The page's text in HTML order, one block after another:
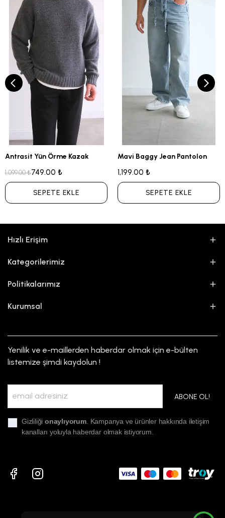
Antrasit Yün Örme Kazak
1,099.00 ₺749.00 ₺
SEPETE EKLE
Mavi Baggy Jean Pantolon
1,199.00 ₺
SEPETE EKLE
Hızlı Erişim
Kategorilerimiz
Politikalarımız
Kurumsal
Yenilik ve e-maillerden haberdar olmak için e-bülten
listemize şimdi kaydolun !
ABONE OL!
Gizliliğionaylıyorum. Kampanya ve ürünler hakkında iletişim
kanalları yoluyla haberdar olmak istiyorum.